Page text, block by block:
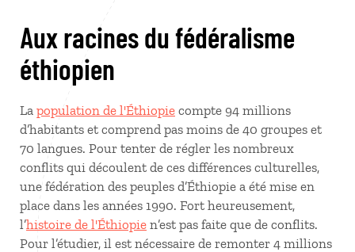
Aux racines du fédéralisme
éthiopien
La population de l'Éthiopie compte 94 millions
d’habitants et comprend pas moins de 40 groupes et
70 langues. Pour tenter de régler les nombreux
conflits qui découlent de ces différences culturelles,
une fédération des peuples d’Éthiopie a été mise en
place dans les années 1990. Fort heureusement,
l’histoire de l'Éthiopie n’est pas faite que de conflits.
Pour l’étudier, il est nécessaire de remonter 4 millions